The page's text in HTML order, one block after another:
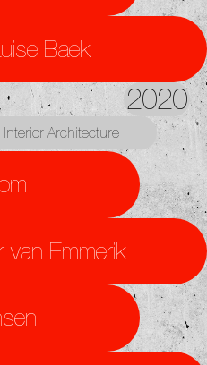
Baek
2020
Interior Architecture
van Emmerik